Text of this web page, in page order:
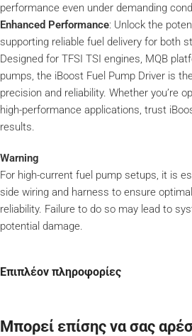
performance even under demanding
Enhanced Performance: Unlock the
supporting reliable fuel delivery for both
Designed for TFSI TSI engines, MQB
pumps, the iBoost Fuel Pump Driver is
precision and reliability. Whether you’re
high-performance applications, trust
results.
Warning
For high-current fuel pump setups, it is
side wiring and harness to ensure
reliability. Failure to do so may lead to
potential damage.
Επιπλέον πληροφορίες
Μπορεί επίσης να σας